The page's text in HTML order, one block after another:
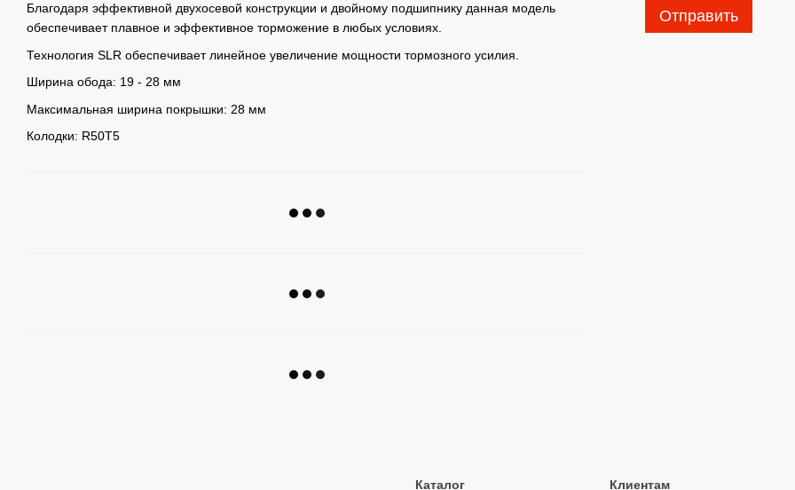
Благодаря эффективной двухосевой конструкции и двойному подшипнику данная модель
обеспечивает плавное и эффективное торможение в любых условиях.
Технология SLR обеспечивает линейное увеличение мощности тормозного усилия.
Ширина обода: 19 - 28 мм
Максимальная ширина покрышки: 28 мм
Колодки: R50T5
Отправить
Каталог Клиентам